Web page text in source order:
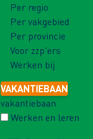
Per regio
Per vakgebied
Per provincie
Voor zzp'ers
Werken bij
VAKANTIEBAAN
vakantiebaan
Werken en leren